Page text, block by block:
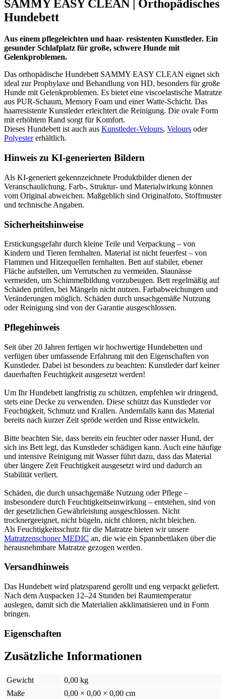
SAMMY EASY CLEAN | Orthopädisches
Hundebett
Aus einem pflegeleichten und haar- resistenten Kunstleder. Ein
gesunder Schlafplatz für große, schwere Hunde mit
Gelenkproblemen.
Das orthopädische Hundebett SAMMY EASY CLEAN eignet sich
ideal zur Prophylaxe und Behandlung von HD, besonders für große
Hunde mit Gelenkproblemen. Es bietet eine viscoelastische Matratze
aus PUR-Schaum, Memory Foam und einer Watte-Schicht. Das
haarresistente Kunstleder erleichtert die Reinigung. Die ovale Form
mit erhöhtem Rand sorgt für Komfort.
Dieses Hundebett ist auch aus Kunstleder-Velours, Velours oder
Polyestererhältlich.
Hinweis zu KI-generierten Bildern
Als KI-generiert gekennzeichnete Produktbilder dienen der
Veranschaulichung. Farb-, Struktur- und Materialwirkung können
vom Original abweichen. Maßgeblich sind Originalfoto, Stoffmuster
und technische Angaben.
Sicherheitshinweise
Erstickungsgefahr durch kleine Teile und Verpackung – von
Kindern und Tieren fernhalten. Material ist nicht feuerfest – von
Flammen und Hitzequellen fernhalten. Bett auf stabiler, ebener
Fläche aufstellen, um Verrutschen zu vermeiden. Staunässe
vermeiden, um Schimmelbildung vorzubeugen. Bett regelmäßig auf
Schäden prüfen, bei Mängeln nicht nutzen. Farbabweichungen und
Veränderungen möglich. Schäden durch unsachgemäße Nutzung
oder Reinigung sind von der Garantie ausgeschlossen.
Pflegehinweis
Seit über 20 Jahren fertigen wir hochwertige Hundebetten und
verfügen über umfassende Erfahrung mit den Eigenschaften von
Kunstleder. Dabei ist besonders zu beachten: Kunstleder darf keiner
dauerhaften Feuchtigkeit ausgesetzt werden!
Um Ihr Hundebett langfristig zu schützen, empfehlen wir dringend,
stets eine Decke zu verwenden. Diese schützt das Kunstleder vor
Feuchtigkeit, Schmutz und Krallen. Andernfalls kann das Material
bereits nach kurzer Zeit spröde werden und Risse entwickeln.
Bitte beachten Sie, dass bereits ein feuchter oder nasser Hund, der
sich ins Bett legt, das Kunstleder schädigen kann. Auch eine häufige
und intensive Reinigung mit Wasser führt dazu, dass das Material
über längere Zeit Feuchtigkeit ausgesetzt wird und dadurch an
Stabilität verliert.
Schäden, die durch unsachgemäße Nutzung oder Pflege –
insbesondere durch Feuchtigkeitseinwirkung – entstehen, sind von
der gesetzlichen Gewährleistung ausgeschlossen. Nicht
trocknergeeignet, nicht bügeln, nicht chloren, nicht bleichen.
Als Feuchtigkeitsschutz für die Matratze bieten wir unsere
Matratzenschoner MEDIC an, die wie ein Spannbettlaken über die
herausnehmbare Matratze gezogen werden.
Versandhinweis
Das Hundebett wird platzsparend gerollt und eng verpackt geliefert.
Nach dem Auspacken 12–24 Stunden bei Raumtemperatur
auslegen, damit sich die Materialien akklimatisieren und in Form
bringen.
Eigenschaften
Zusätzliche Informationen
Gewicht
0,00 kg
Maße
0,00 × 0,00 × 0,00 cm